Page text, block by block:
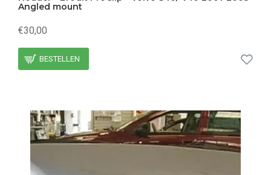
Angled mount
€30,00
BESTELLEN